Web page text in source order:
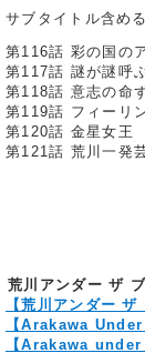
サブタイトル含め
第116話 彩の国の
第117話 謎が謎呼
第118話 意志の命
第119話 フィーリ
第120話 金星女王
第121話 荒川一発
荒川アンダー ザ
【荒川アンダー
【Arakawa
【Arakawa